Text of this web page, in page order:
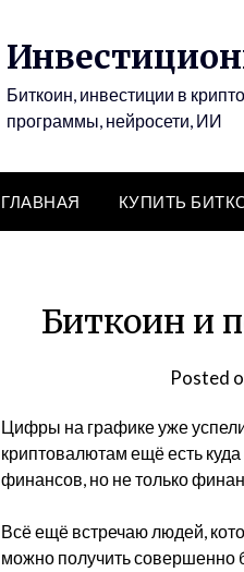
Биткоин, инвестиции в
программы, нейросети, ИИ
ГЛАВНАЯ КУПИТЬ
Биткоин и
Posted
Цифры на графике уже
криптовалютам ещё есть
финансов, но не только
Всё ещё встречаю людей,
можно получить совершенно